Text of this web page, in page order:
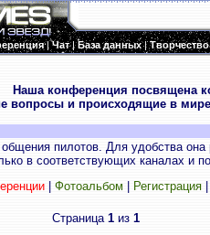
|Чат|База данных|Творчество
Наша конференция посвящена
вопросы и происходящие в
пилотов. Для удобства
в соответствующих каналах и
| Фотоальбом Регистрация
Страница 1 из 1